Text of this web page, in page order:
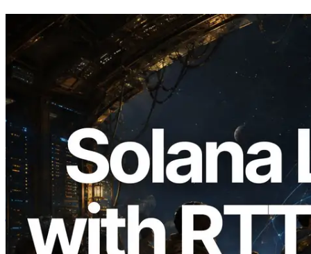
2026.08.05
ERPC का Solana Leader Slot API अब 7
वैश्विक क्षेत्रों से ping मापता है — Validators
Information API भी लॉन्च